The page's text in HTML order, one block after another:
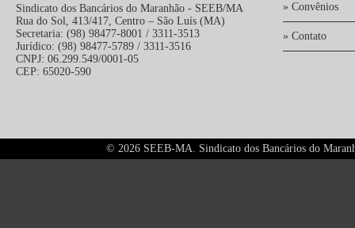
Sindicato dos Bancários do Maranhão - SEEB/MA
Rua do Sol, 413/417, Centro – São Luís (MA)
Secretaria: (98) 98477-8001 / 3311-3513
Jurídico: (98) 98477-5789 / 3311-3516
CNPJ: 06.299.549/0001-05
CEP: 65020-590
» Convênios
» Contato
© 2026 SEEB-MA. Sindicato dos Bancários do